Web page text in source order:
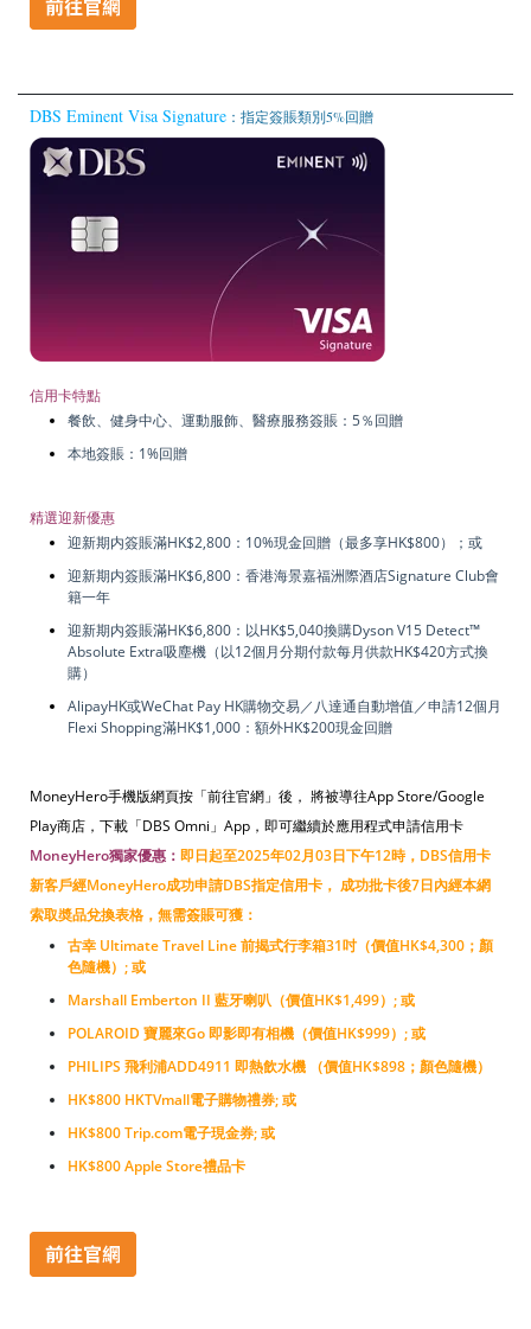
DBS Eminent Visa Signature ：指定簽賬類別5%回贈
信用卡特點
餐飲、健身中心、運動服飾、醫療服務簽賬：5％回贈
本地簽賬：1%回贈
精選迎新優惠
迎新期内簽賬滿HK$2,800：10%現金回贈（最多享HK$800）；或
迎新期内簽賬滿HK$6,800：香港海景嘉福洲際酒店Signature Club會
籍一年
迎新期内簽賬滿HK$6,800：以HK$5,040換購Dyson V15 Detect™
Absolute Extra吸塵機（以12個月分期付款每月供款HK$420方式換
購）
AlipayHK或WeChat Pay HK購物交易／八達通自動增值／申請12個月
Flexi Shopping滿HK$1,000：額外HK$200現金回贈
MoneyHero手機版網頁按「前往官網」後， 將被導往App Store/Google
Play商店，下載「DBS Omni」App，即可繼續於應用程式申請信用卡
MoneyHero獨家優惠： 即日起至2025年02月03日下午12時，DBS信用卡
新客戶經MoneyHero成功申請DBS指定信用卡， 成功批卡後7日內經本網
索取奬品兌換表格，無需簽賬可獲：
古幸 Ultimate Travel Line 前揭式行李箱31吋（價值HK$4,300；顏
色隨機）; 或
Marshall Emberton II 藍牙喇叭（價值HK$1,499）; 或
POLAROID 寶麗來Go 即影即有相機（價值HK$999）; 或
PHILIPS 飛利浦ADD4911 即熱飲水機 （價值HK$898；顏色隨機）
HK$800 HKTVmall電子購物禮券; 或
HK$800 Trip.com電子現金券; 或
HK$800 Apple Store禮品卡